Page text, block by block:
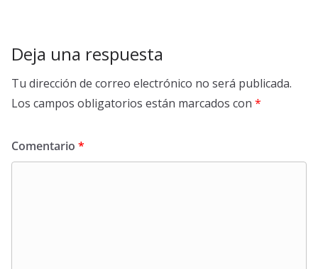
Deja una respuesta
Tu dirección de correo electrónico no será publicada.
Los campos obligatorios están marcados con *
Comentario *